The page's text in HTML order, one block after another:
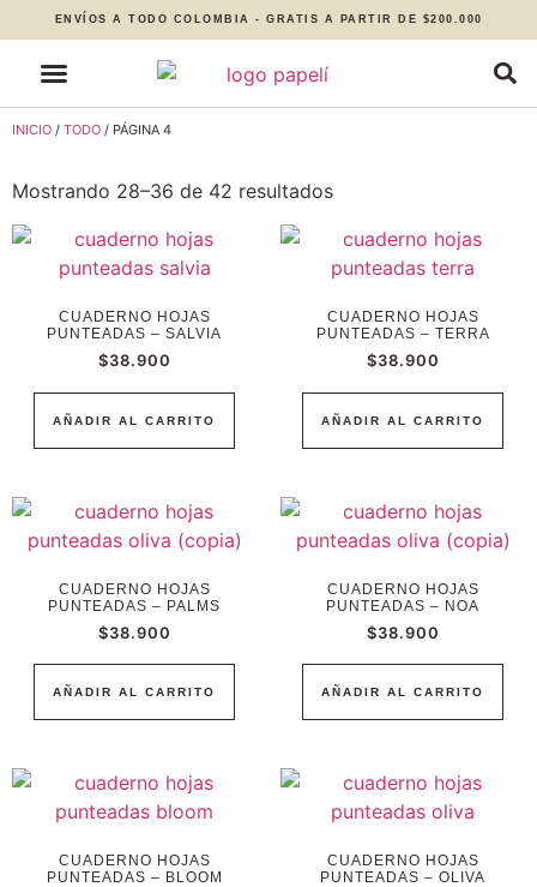
ENVÍOS A TODO COLOMBIA - GRATIS A PARTIR DE $200.000
INICIO / TODO / PÁGINA 4
Mostrando 28–36 de 42 resultados
CUADERNO HOJAS
PUNTEADAS – SALVIA
$38.900
AÑADIR AL CARRITO
CUADERNO HOJAS
PUNTEADAS – TERRA
$38.900
AÑADIR AL CARRITO
CUADERNO HOJAS
PUNTEADAS – PALMS
$38.900
AÑADIR AL CARRITO
CUADERNO HOJAS
PUNTEADAS – NOA
$38.900
AÑADIR AL CARRITO
CUADERNO HOJAS
PUNTEADAS – BLOOM
CUADERNO HOJAS
PUNTEADAS – OLIVA